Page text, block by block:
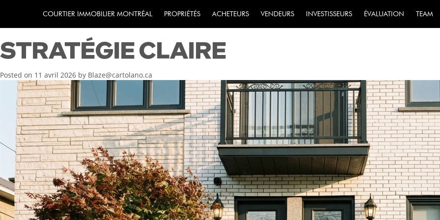
COURTIER IMMOBILIER MONTRÉAL PROPRIÉTÉS ACHETEURS VENDEURS INVESTISSEURS ÉVALUATION TEAM
GUIDE POUR VENDRE UNE MAISON
STRATÉGIE CLAIRE
Posted on 11 avril 2026 by Blaze@cartolano.ca